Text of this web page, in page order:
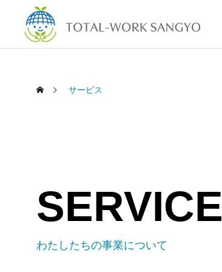
サービス
SERVICE
わたしたちの事業について